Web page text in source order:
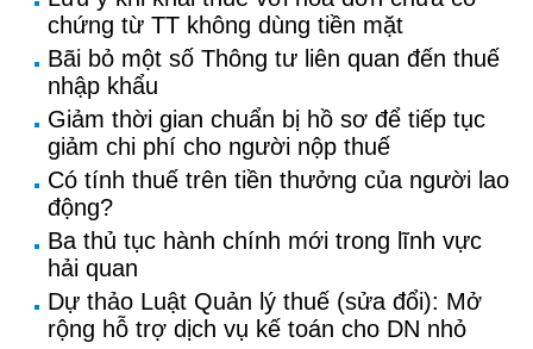
chứng từ TT không dùng tiền mặt
Bãi bỏ một số Thông tư liên quan đến thuế
nhập khẩu
Giảm thời gian chuẩn bị hồ sơ để tiếp tục
giảm chi phí cho người nộp thuế
Có tính thuế trên tiền thưởng của người lao
động?
Ba thủ tục hành chính mới trong lĩnh vực
hải quan
Dự thảo Luật Quản lý thuế (sửa đổi): Mở
rộng hỗ trợ dịch vụ kế toán cho DN nhỏ